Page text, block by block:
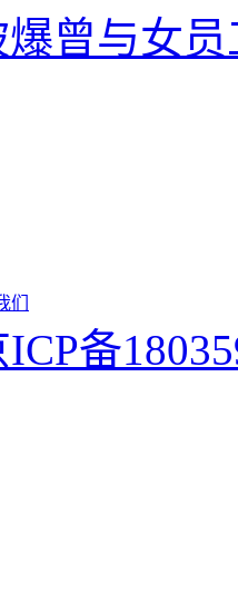
爆曾与女
们
ICP备